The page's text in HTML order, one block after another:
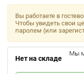
Вы работаете в
Чтобы увидеть свои
паролем (или
Нет на складе
Мы